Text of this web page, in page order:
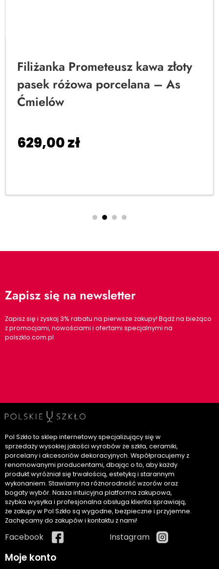
Filiżanka Prometeusz kawa złoty
pasek różowa porcelana – As
Ćmielów
629,00zł
Zapisz się na newsletter
Zapisz się i zyskaj 3% rabatu na pierwsze zakupy! Bądź na bieżąco
z promocjami, nowościami i ofertami specjalnymi na
polszklo.com.pl
Pol Szkło to sklep internetowy specjalizujący się w
sprzedaży wysokiej jakości wyrobów ze szkła, ceramiki,
porcelany i akcesoriów dekoracyjnych. Współpracujemy z
renomowanymi producentami, dbając o to, aby każdy
produkt wyróżniał się trwałością, estetyką i starannym
wykonaniem. Stawiamy na różnorodność wzorów oraz
bogaty wybór. Nasza intuicyjna platforma zakupowa,
szybka wysyłka i profesjonalna obsługa klienta sprawiają,
że zakupy w Pol Szkło są wygodne, bezpieczne i przyjemne.
Zachęcamy do zakupów i kontaktu z nami!
Facebook Instagram
Moje konto